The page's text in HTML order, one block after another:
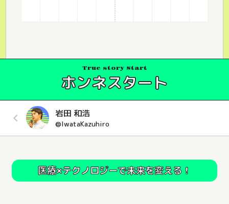
True story Start
ホンネスタート
岩田 和浩
@IwataKazuhiro
医療×テクノロジーで未来を変える！